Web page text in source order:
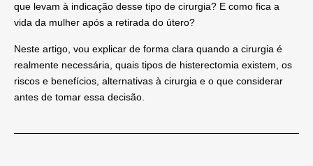
que levam à indicação desse tipo de cirurgia? E como fica a
vida da mulher após a retirada do útero?
Neste artigo, vou explicar de forma clara quando a cirurgia é
realmente necessária, quais tipos de histerectomia existem, os
riscos e benefícios, alternativas à cirurgia e o que considerar
antes de tomar essa decisão.